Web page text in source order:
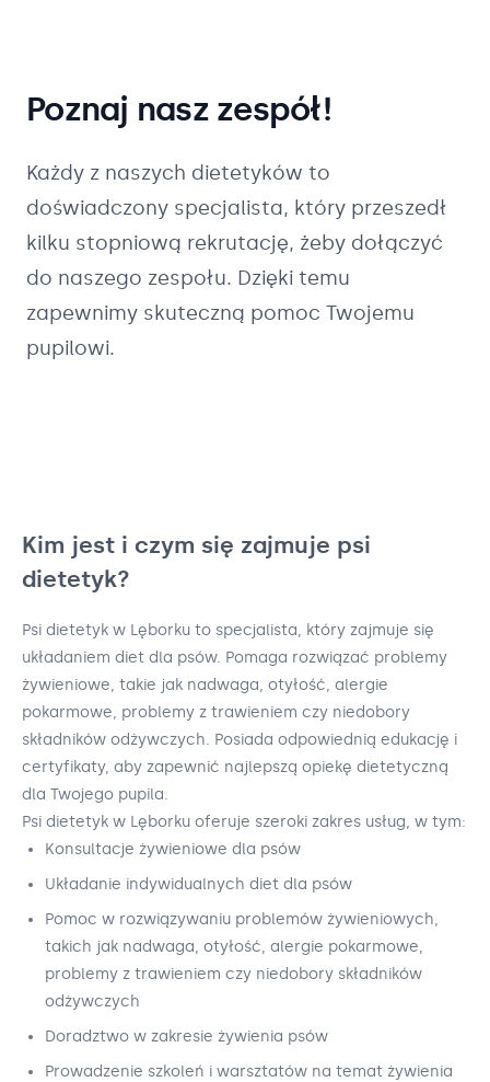
Poznaj nasz zespół!
Każdy z naszych dietetyków to
doświadczony specjalista, który przeszedł
kilku stopniową rekrutację, żeby dołączyć
do naszego zespołu. Dzięki temu
zapewnimy skuteczną pomoc Twojemu
pupilowi.
Kim jest i czym się zajmuje psi
dietetyk?
Psi dietetyk w Lęborku to specjalista, który zajmuje się
układaniem diet dla psów. Pomaga rozwiązać problemy
żywieniowe, takie jak nadwaga, otyłość, alergie
pokarmowe, problemy z trawieniem czy niedobory
składników odżywczych. Posiada odpowiednią edukację i
certyfikaty, aby zapewnić najlepszą opiekę dietetyczną
dla Twojego pupila.
Psi dietetyk w Lęborku oferuje szeroki zakres usług, w tym:
Konsultacje żywieniowe dla psów
Układanie indywidualnych diet dla psów
Pomoc w rozwiązywaniu problemów żywieniowych,
takich jak nadwaga, otyłość, alergie pokarmowe,
problemy z trawieniem czy niedobory składników
odżywczych
Doradztwo w zakresie żywienia psów
Prowadzenie szkoleń i warsztatów na temat żywienia